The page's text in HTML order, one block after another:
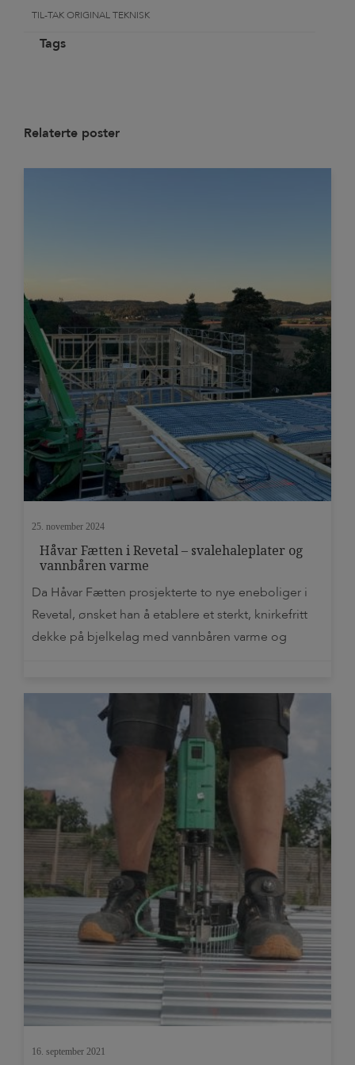
TIL-TAK ORIGINAL TEKNISK
Tags
Relaterte poster
25. november 2024
Håvar Fætten i Revetal – svalehaleplater og
vannbåren varme
Da Håvar Fætten prosjekterte to nye eneboliger i
Revetal, ønsket han å etablere et sterkt, knirkefritt
dekke på bjelkelag med vannbåren varme og
bjelker og betongdekke til en råsterk
ribbekonstruksjon. Håvar bygger 2 stk eneboliger
samtidig Festing av platene Man kan […]
16. september 2021